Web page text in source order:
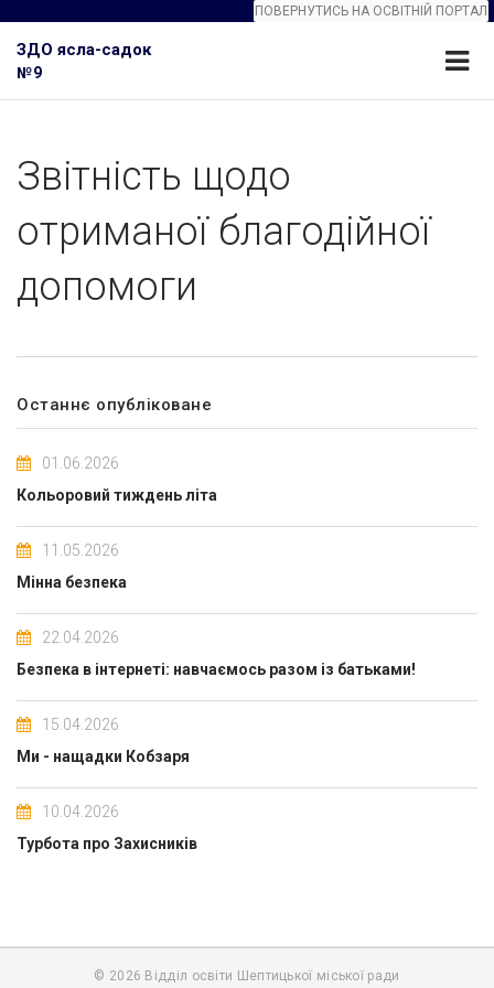
ПОВЕРНУТИСЬ НА ОСВІТНІЙ ПОРТАЛ
ЗДО ясла-садок
№9
Звітність щодо
отриманої благодійної
допомоги
Останнє опубліковане
01.06.2026
Кольоровий тиждень літа
11.05.2026
Мінна безпека
22.04.2026
Безпека в інтернеті: навчаємось разом із батьками!
15.04.2026
Ми - нащадки Кобзаря
10.04.2026
Турбота про Захисників
© 2026 Відділ освіти Шептицької міської ради